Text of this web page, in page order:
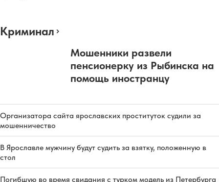
Криминал
Мошенники развели
пенсионерку из Рыбинска на
помощь иностранцу
Организатора сайта ярославских проституток судили за
мошенничество
В Ярославле мужчину будут судить за взятку, положенную в
стол
Погибшую во время свидания с турком модель из Петербурга